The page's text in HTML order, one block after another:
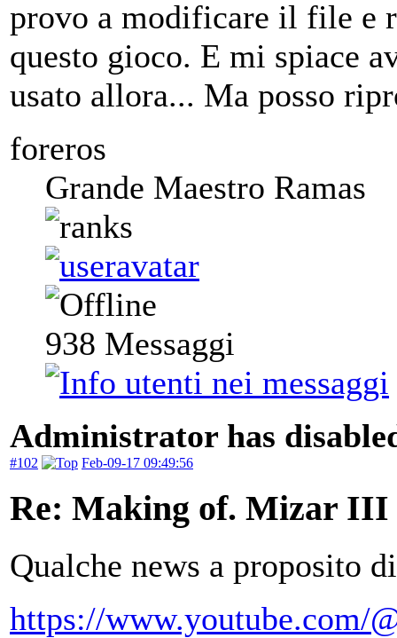
provo a modificare il file e
questo gioco. E mi spiace
usato allora... Ma posso
foreros
Grande Maestro Ramas
938 Messaggi
Administrator has
#102 Feb-09-17 09:49:56
Re: Making of. Mizar III
Qualche news a proposito
https://www.youtube.com/